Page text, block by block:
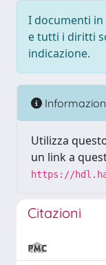
I documenti in
e tutti i diritti
indicazione.
Utilizza
un link a
https://
Citazioni